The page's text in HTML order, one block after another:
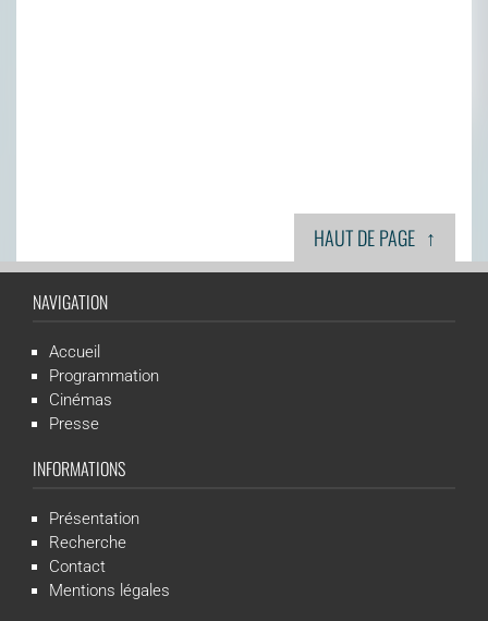
HAUT DE PAGE ↑
NAVIGATION
Accueil
Programmation
Cinémas
Presse
INFORMATIONS
Présentation
Recherche
Contact
Mentions légales